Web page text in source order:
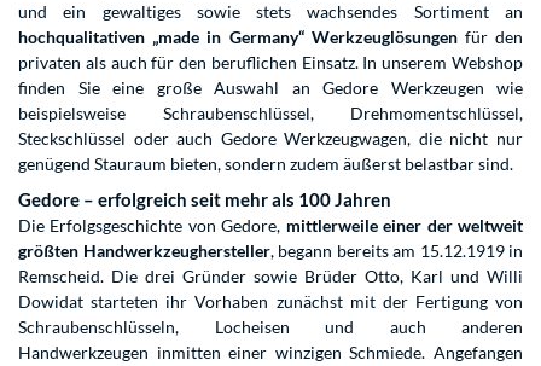
und ein gewaltiges sowie stets wachsendes Sortiment an
hochqualitativen „made in Germany“ Werkzeuglösungenfür den
privaten als auch für den beruflichen Einsatz. In unserem Webshop
finden Sie eine große Auswahl an Gedore Werkzeugen wie
beispielsweise Schraubenschlüssel, Drehmomentschlüssel,
Steckschlüssel oder auch Gedore Werkzeugwagen, die nicht nur
genügend Stauraum bieten, sondern zudem äußerst belastbar sind.
Gedore – erfolgreich seit mehr als 100 Jahren
Die Erfolgsgeschichte von Gedore, mittlerweile einer der weltweit
größten Handwerkzeughersteller, begann bereits am 15.12.1919 in
Remscheid. Die drei Gründer sowie Brüder Otto, Karl und Willi
Dowidat starteten ihr Vorhaben zunächst mit der Fertigung von
Schraubenschlüsseln, Locheisen und auch anderen
Handwerkzeugen inmitten einer winzigen Schmiede. Angefangen